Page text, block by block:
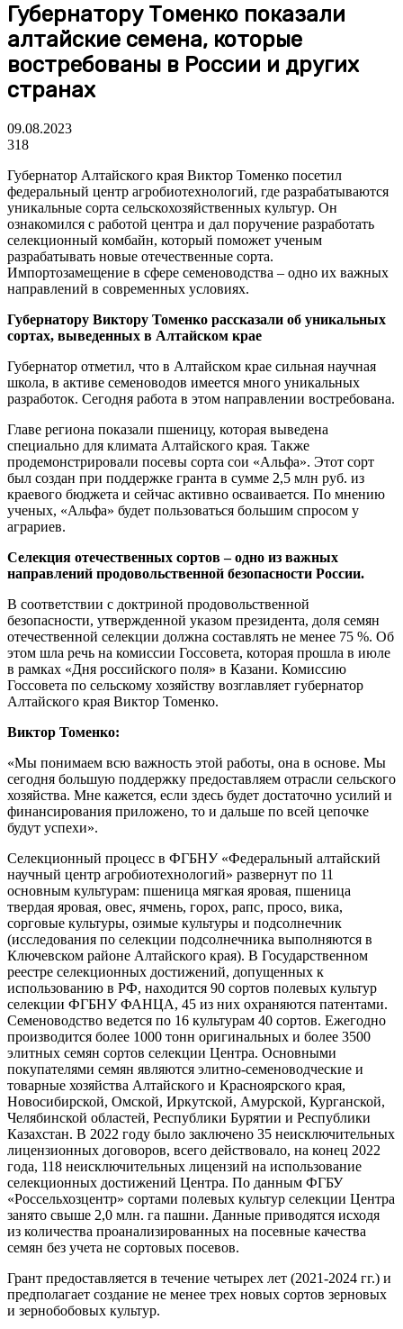
Губернатору Томенко показали
алтайские семена, которые
востребованы в России и других
странах
09.08.2023
318
Губернатор Алтайского края Виктор Томенко посетил
федеральный центр агробиотехнологий, где разрабатываются
уникальные сорта сельскохозяйственных культур. Он
ознакомился с работой центра и дал поручение разработать
селекционный комбайн, который поможет ученым
разрабатывать новые отечественные сорта.
Импортозамещение в сфере семеноводства – одно их важных
направлений в современных условиях.
Губернатору Виктору Томенко рассказали об уникальных
сортах, выведенных в Алтайском крае
Губернатор отметил, что в Алтайском крае сильная научная
школа, в активе семеноводов имеется много уникальных
разработок. Сегодня работа в этом направлении востребована.
Главе региона показали пшеницу, которая выведена
специально для климата Алтайского края. Также
продемонстрировали посевы сорта сои «Альфа». Этот сорт
был создан при поддержке гранта в сумме 2,5 млн руб. из
краевого бюджета и сейчас активно осваивается. По мнению
ученых, «Альфа» будет пользоваться большим спросом у
аграриев.
Селекция отечественных сортов – одно из важных
направлений продовольственной безопасности России.
В соответствии с доктриной продовольственной
безопасности, утвержденной указом президента, доля семян
отечественной селекции должна составлять не менее 75 %. Об
этом шла речь на комиссии Госсовета, которая прошла в июле
в рамках «Дня российского поля» в Казани. Комиссию
Госсовета по сельскому хозяйству возглавляет губернатор
Алтайского края Виктор Томенко.
Виктор Томенко:
«Мы понимаем всю важность этой работы, она в основе. Мы
сегодня большую поддержку предоставляем отрасли сельского
хозяйства. Мне кажется, если здесь будет достаточно усилий и
финансирования приложено, то и дальше по всей цепочке
будут успехи».
Селекционный процесс в ФГБНУ «Федеральный алтайский
научный центр агробиотехнологий» развернут по 11
основным культурам: пшеница мягкая яровая, пшеница
твердая яровая, овес, ячмень, горох, рапс, просо, вика,
сорговые культуры, озимые культуры и подсолнечник
(исследования по селекции подсолнечника выполняются в
Ключевском районе Алтайского края). В Государственном
реестре селекционных достижений, допущенных к
использованию в РФ, находится 90 сортов полевых культур
селекции ФГБНУ ФАНЦА, 45 из них охраняются патентами.
Семеноводство ведется по 16 культурам 40 сортов. Ежегодно
производится более 1000 тонн оригинальных и более 3500
элитных семян сортов селекции Центра. Основными
покупателями семян являются элитно-семеноводческие и
товарные хозяйства Алтайского и Красноярского края,
Новосибирской, Омской, Иркутской, Амурской, Курганской,
Челябинской областей, Республики Бурятии и Республики
Казахстан. В 2022 году было заключено 35 неисключительных
лицензионных договоров, всего действовало, на конец 2022
года, 118 неисключительных лицензий на использование
селекционных достижений Центра. По данным ФГБУ
«Россельхозцентр» сортами полевых культур селекции Центра
занято свыше 2,0 млн. га пашни. Данные приводятся исходя
из количества проанализированных на посевные качества
семян без учета не сортовых посевов.
Грант предоставляется в течение четырех лет (2021-2024 гг.) и
предполагает создание не менее трех новых сортов зерновых
и зернобобовых культур.